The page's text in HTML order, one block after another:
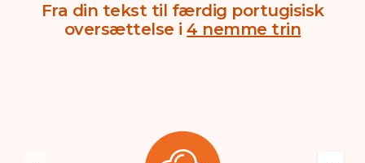
Fra din tekst til færdig portugisisk
oversættelse i4 nemme trin